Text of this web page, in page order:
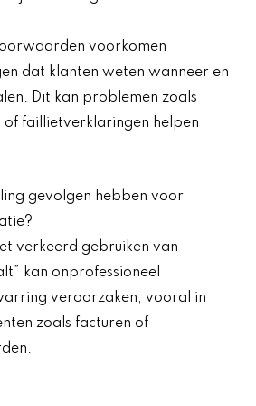
voorkomen
dat klanten weten wanneer en
Dit kan problemen zoals
of faillietverklaringen helpen
gevolgen hebben voor
verkeerd gebruiken van
kan onprofessioneel
veroorzaken, vooral in
zoals facturen of